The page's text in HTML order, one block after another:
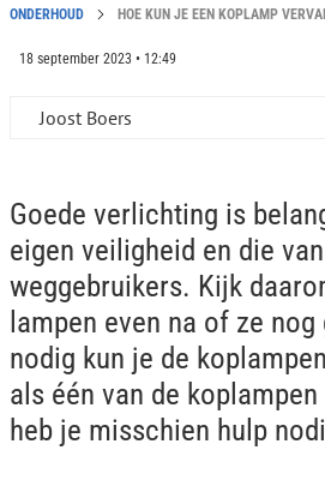
ONDERHOUD HOE KUN JE EEN KOPLAMP
18 september 2023 • 12:49
Joost Boers
Goede verlichting is
eigen veiligheid en die
weggebruikers. Kijk
lampen even na of ze
nodig kun je de
als één van de
heb je misschien hulp